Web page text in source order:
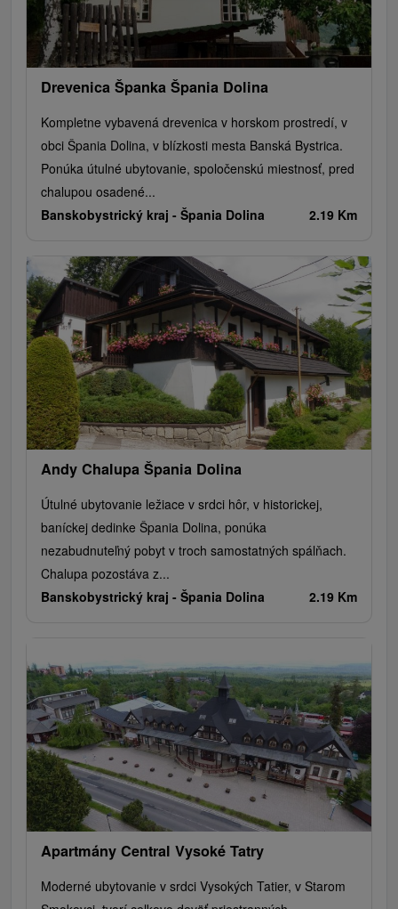
Drevenica Španka Špania Dolina
Kompletne vybavená drevenica v horskom prostredí, v
obci Špania Dolina, v blízkosti mesta Banská Bystrica.
Ponúka útulné ubytovanie, spoločenskú miestnosť, pred
chalupou osadené...
Banskobystrický kraj - Špania Dolina 2.19 Km
Andy Chalupa Špania Dolina
Útulné ubytovanie ležiace v srdci hôr, v historickej,
baníckej dedinke Špania Dolina, ponúka
nezabudnuteľný pobyt v troch samostatných spálňach.
Chalupa pozostáva z...
Banskobystrický kraj - Špania Dolina 2.19 Km
Apartmány Central Vysoké Tatry
Moderné ubytovanie v srdci Vysokých Tatier, v Starom